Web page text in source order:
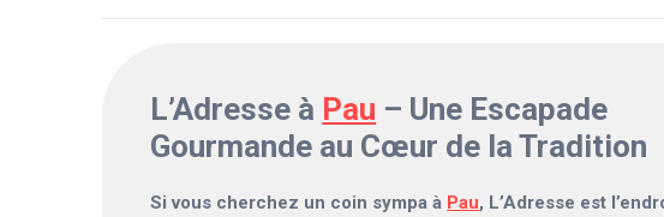
L’Adresse à Pau – Une Escapade
Gourmande au Cœur de la Tradition
Si vous cherchez un coin sympa à Pau, L’Adresse est